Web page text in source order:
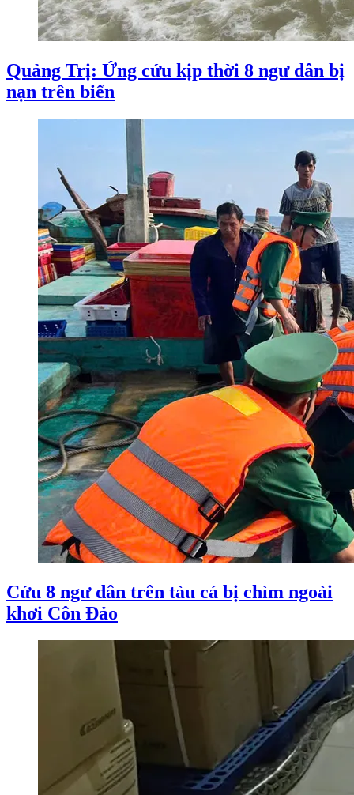
Quảng Trị: Ứng cứu kịp thời 8 ngư dân bị
nạn trên biển
Cứu 8 ngư dân trên tàu cá bị chìm ngoài
khơi Côn Đảo